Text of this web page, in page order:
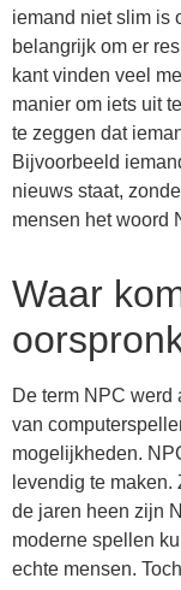
iemand niet slim is
belangrijk om er
kant vinden veel
manier om iets uit
te zeggen dat
Bijvoorbeeld
nieuws staat,
mensen het woord
Waar
De term NPC werd
van
mogelijkheden.
levendig te
de jaren heen zijn
moderne spellen
echte mensen.